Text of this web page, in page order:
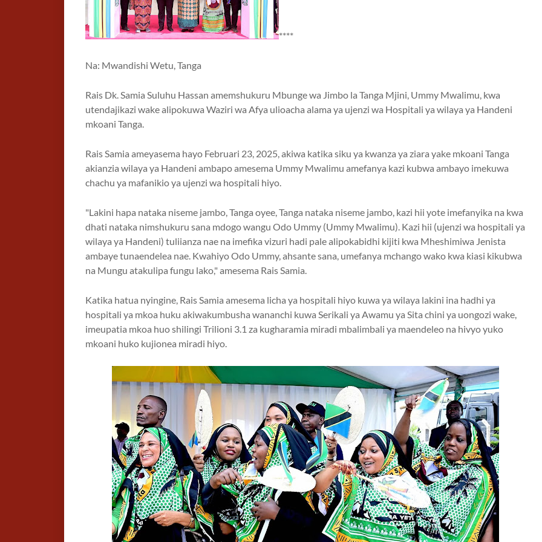
****
Na: Mwandishi Wetu, Tanga
Rais Dk. Samia Suluhu Hassan amemshukuru Mbunge wa Jimbo la Tanga Mjini, Ummy Mwalimu, kwa
utendajikazi wake alipokuwa Waziri wa Afya ulioacha alama ya ujenzi wa Hospitali ya wilaya ya Handeni
mkoani Tanga.
Rais Samia ameyasema hayo Februari 23, 2025, akiwa katika siku ya kwanza ya ziara yake mkoani Tanga
akianzia wilaya ya Handeni ambapo amesema Ummy Mwalimu amefanya kazi kubwa ambayo imekuwa
chachu ya mafanikio ya ujenzi wa hospitali hiyo.
"Lakini hapa nataka niseme jambo, Tanga oyee, Tanga nataka niseme jambo, kazi hii yote imefanyika na kwa
dhati nataka nimshukuru sana mdogo wangu Odo Ummy (Ummy Mwalimu). Kazi hii (ujenzi wa hospitali ya
wilaya ya Handeni) tuliianza nae na imefika vizuri hadi pale alipokabidhi kijiti kwa Mheshimiwa Jenista
ambaye tunaendelea nae. Kwahiyo Odo Ummy, ahsante sana, umefanya mchango wako kwa kiasi kikubwa
na Mungu atakulipa fungu lako," amesema Rais Samia.
Katika hatua nyingine, Rais Samia amesema licha ya hospitali hiyo kuwa ya wilaya lakini ina hadhi ya
hospitali ya mkoa huku akiwakumbusha wananchi kuwa Serikali ya Awamu ya Sita chini ya uongozi wake,
imeupatia mkoa huo shilingi Trilioni 3.1 za kugharamia miradi mbalimbali ya maendeleo na hivyo yuko
mkoani huko kujionea miradi hiyo.